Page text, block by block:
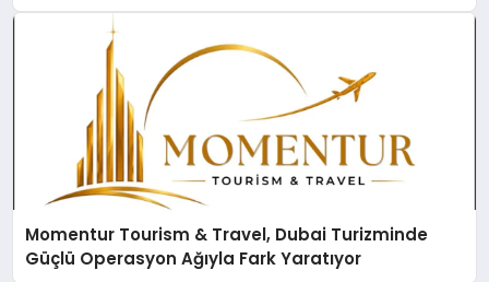
Momentur Tourism & Travel, Dubai Turizminde
Güçlü Operasyon Ağıyla Fark Yaratıyor